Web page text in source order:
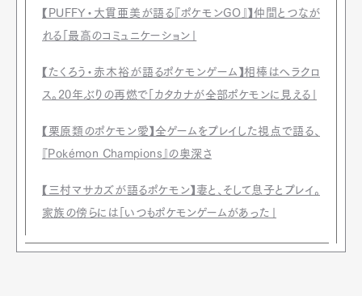
【PUFFY・大貫亜美が語る『ポケモンGO』】仲間とつなが
れる「最高のコミュニケーション」
【たくろう・赤木裕が語るポケモンゲーム】相棒はヘラクロ
ス。20年ぶりの再燃で「カタカナが全部ポケモンに見える」
【栗原類のポケモン愛】全ゲームをプレイした視点で語る、
『Pokémon Champions』の奥深さ
【三村マサカズが語るポケモン】妻と、そして息子とプレイ。
家族の傍らには「いつもポケモンゲームがあった」